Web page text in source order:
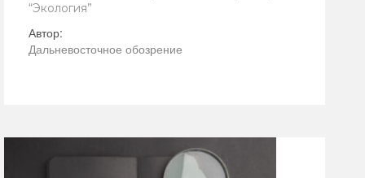
“Экология”
Автор:
Дальневосточное обозрение